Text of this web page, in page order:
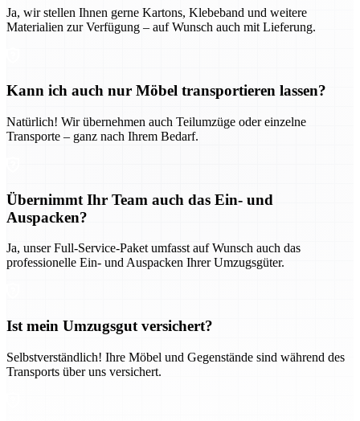
Ja, wir stellen Ihnen gerne Kartons, Klebeband und weitere
Materialien zur Verfügung – auf Wunsch auch mit Lieferung.
Kann ich auch nur Möbel transportieren lassen?
Natürlich! Wir übernehmen auch Teilumzüge oder einzelne
Transporte – ganz nach Ihrem Bedarf.
Übernimmt Ihr Team auch das Ein- und
Auspacken?
Ja, unser Full-Service-Paket umfasst auf Wunsch auch das
professionelle Ein- und Auspacken Ihrer Umzugsgüter.
Ist mein Umzugsgut versichert?
Selbstverständlich! Ihre Möbel und Gegenstände sind während des
Transports über uns versichert.